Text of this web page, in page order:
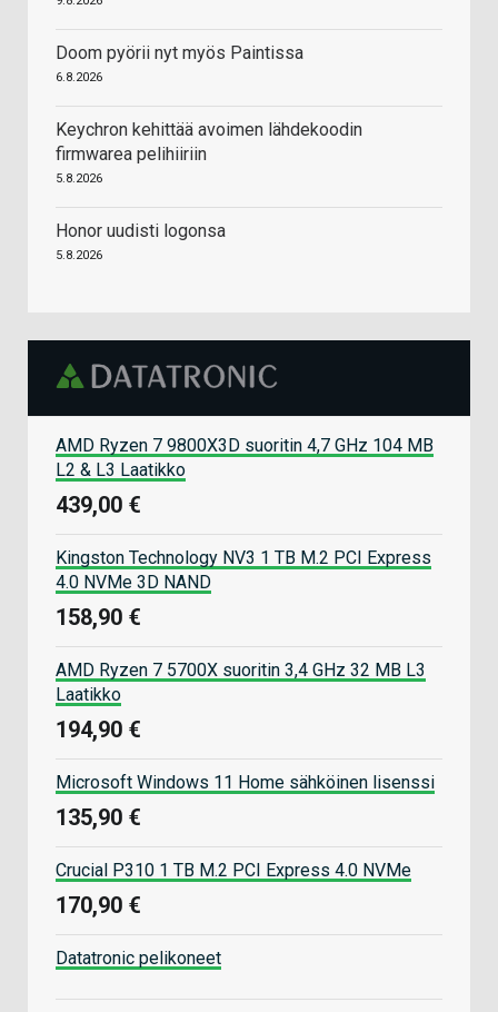
Doom pyörii nyt myös Paintissa
6.8.2026
Keychron kehittää avoimen lähdekoodin
firmwarea pelihiiriin
5.8.2026
Honor uudisti logonsa
5.8.2026
AMD Ryzen 7 9800X3D suoritin 4,7 GHz 104 MB
L2 & L3 Laatikko
439,00 €
Kingston Technology NV3 1 TB M.2 PCI Express
4.0 NVMe 3D NAND
158,90 €
AMD Ryzen 7 5700X suoritin 3,4 GHz 32 MB L3
Laatikko
194,90 €
Microsoft Windows 11 Home sähköinen lisenssi
135,90 €
Crucial P310 1 TB M.2 PCI Express 4.0 NVMe
170,90 €
Datatronic pelikoneet